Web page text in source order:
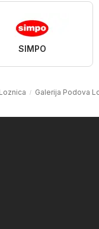
SIMPO
Galerija Podova